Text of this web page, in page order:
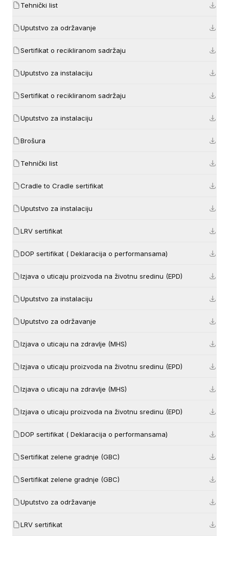
Tehnički list
Uputstvo za održavanje
Sertifikat o recikliranom sadržaju
Uputstvo za instalaciju
Sertifikat o recikliranom sadržaju
Uputstvo za instalaciju
Brošura
Tehnički list
Cradle to Cradle sertifikat
Uputstvo za instalaciju
LRV sertifikat
DOP sertifikat ( Deklaracija o performansama)
Izjava o uticaju proizvoda na životnu sredinu (EPD)
Uputstvo za instalaciju
Uputstvo za održavanje
Izjava o uticaju na zdravlje (MHS)
Izjava o uticaju proizvoda na životnu sredinu (EPD)
Izjava o uticaju na zdravlje (MHS)
Izjava o uticaju proizvoda na životnu sredinu (EPD)
DOP sertifikat ( Deklaracija o performansama)
Sertifikat zelene gradnje (GBC)
Sertifikat zelene gradnje (GBC)
Uputstvo za održavanje
LRV sertifikat